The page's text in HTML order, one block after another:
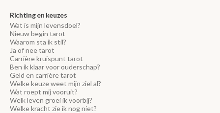
Richting en keuzes
Wat is mijn levensdoel?
Nieuw begin tarot
Waarom sta ik stil?
Ja of nee tarot
Carrière kruispunt tarot
Ben ik klaar voor ouderschap?
Geld en carrière tarot
Welke keuze weet mijn ziel al?
Wat roept mij vooruit?
Welk leven groei ik voorbij?
Welke kracht zie ik nog niet?